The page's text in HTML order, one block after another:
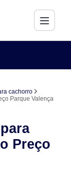
cachorro
Parque Valença
Preço